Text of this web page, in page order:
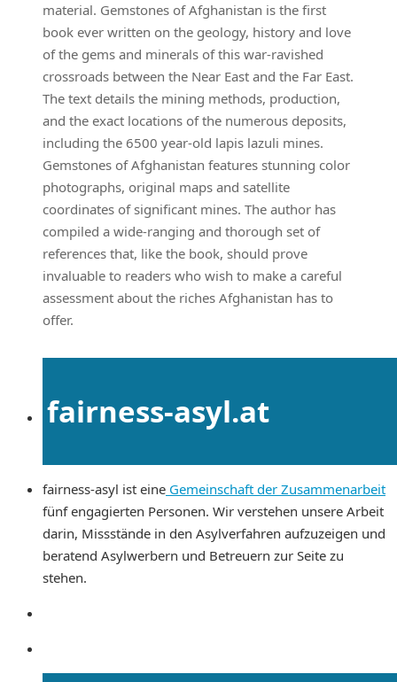
material. Gemstones of Afghanistan is the first
book ever written on the geology, history and love
of the gems and minerals of this war-ravished
crossroads between the Near East and the Far East.
The text details the mining methods, production,
and the exact locations of the numerous deposits,
including the 6500 year-old lapis lazuli mines.
Gemstones of Afghanistan features stunning color
photographs, original maps and satellite
coordinates of significant mines. The author has
compiled a wide-ranging and thorough set of
references that, like the book, should prove
invaluable to readers who wish to make a careful
assessment about the riches Afghanistan has to
offer.
fairness-asyl.at
fairness-asyl ist eine Gemeinschaft der Zusammenarbeit
fünf engagierten Personen. Wir verstehen unsere Arbeit
darin, Missstände in den Asylverfahren aufzuzeigen und
beratend Asylwerbern und Betreuern zur Seite zu
stehen.